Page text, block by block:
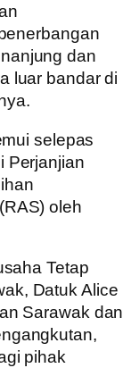
dan
luar bandar di
selepas
Perjanjian
oleh
Tetap
Datuk Alice
Sarawak dan
pihak